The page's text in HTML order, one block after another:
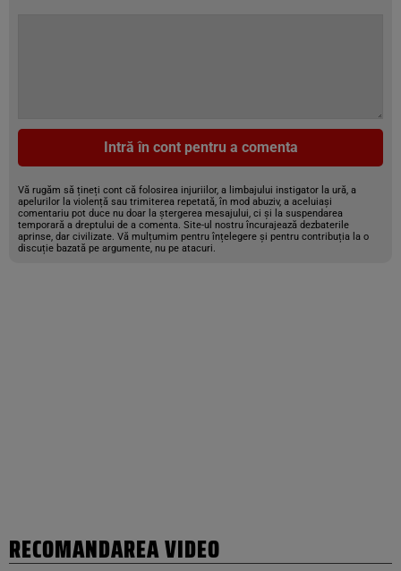
Intră în cont pentru a comenta
Vă rugăm să țineți cont că folosirea injuriilor, a limbajului instigator la ură, a
apelurilor la violență sau trimiterea repetată, în mod abuziv, a aceluiași
comentariu pot duce nu doar la ștergerea mesajului, ci și la suspendarea
temporară a dreptului de a comenta. Site-ul nostru încurajează dezbaterile
aprinse, dar civilizate. Vă mulțumim pentru înțelegere și pentru contribuția la o
discuție bazată pe argumente, nu pe atacuri.
RECOMANDAREA VIDEO